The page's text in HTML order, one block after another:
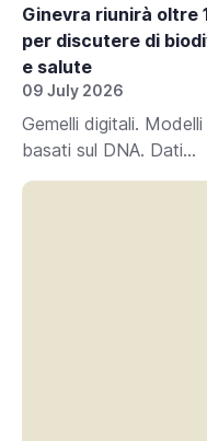
Ginevra riunirà oltre
per discutere di
e salute
09 July 2026
Gemelli digitali.
basati sul DNA. Dati...